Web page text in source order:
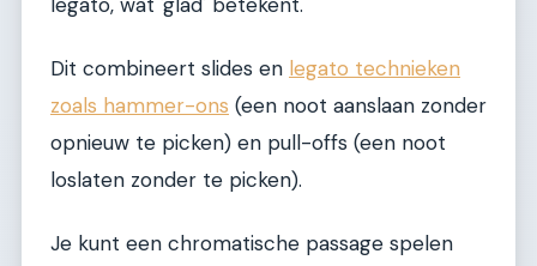
Dit combineert slides en legato technieken
zoals hammer-ons (een noot aanslaan zonder
opnieuw te picken) en pull-offs (een noot
loslaten zonder te picken).
Je kunt een chromatische passage spelen